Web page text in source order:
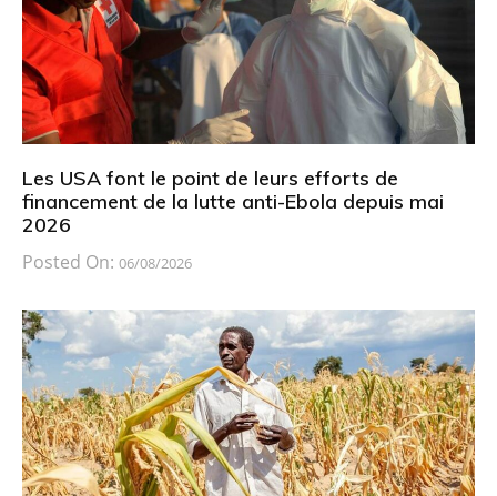
Les USA font le point de leurs efforts de
financement de la lutte anti-Ebola depuis mai
2026
Posted On: 06/08/2026